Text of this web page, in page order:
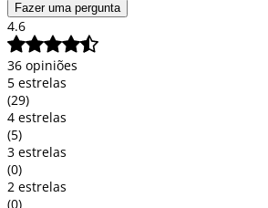
Fazer uma pergunta
4.6
36 opiniões
5 estrelas
(29)
4 estrelas
(5)
3 estrelas
(0)
2 estrelas
(0)